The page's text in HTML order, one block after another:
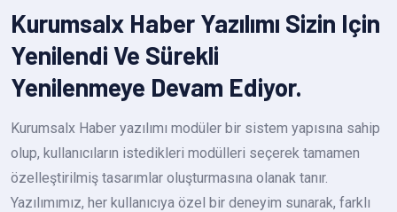
Kurumsalx Haber Yazılımı Sizin Için
Yenilendi Ve Sürekli
Yenilenmeye Devam Ediyor.
Kurumsalx Haber yazılımı modüler bir sistem yapısına sahip
olup, kullanıcıların istedikleri modülleri seçerek tamamen
özelleştirilmiş tasarımlar oluşturmasına olanak tanır.
Yazılımımız, her kullanıcıya özel bir deneyim sunarak, farklı